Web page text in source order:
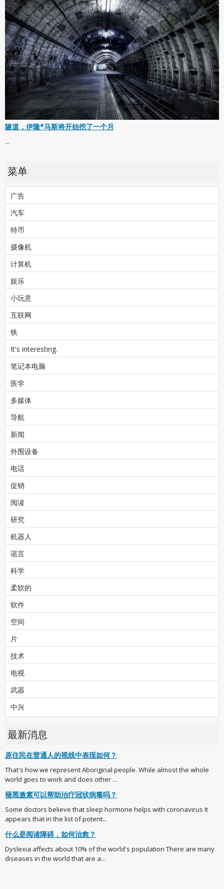
隧道，伊隆*马斯将开始挖了一个月
...
菜单
广告
汽车
特币
摄像机
计算机
娱乐
小玩意
互联网
铁
It's interesting.
笔记本电脑
医学
多媒体
导航
新闻
外围设备
电话
促销
阅读
研究
机器人
谣言
科学
柔软的
软件
空间
片
技术
电视
武器
中兴
最新消息
原住民在普通人的视线中表现如何？
That's how we represent Aboriginal people. While almost the whole
world goes to work and does other ...
褪黑激素可以帮助治疗冠状病毒吗？
Some doctors believe that sleep hormone helps with coronavirus It
appears that in the list of potent...
什么是阅读障碍，如何治愈？
Dyslexia affects about 10% of the world's population There are many
diseases in the world that are a...